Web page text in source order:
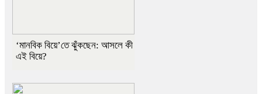
‘মানবিক বিয়ে’তে ঝুঁকছেন: আসলে কী
এই বিয়ে?